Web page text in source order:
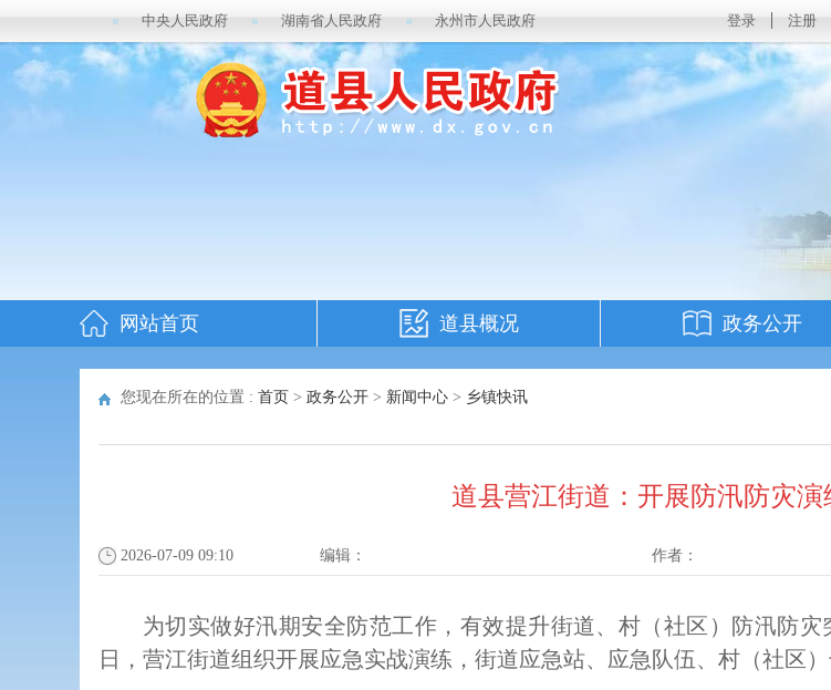
中央人民政府 湖南省人民政府 永州市人民政府 登录 注册
网站首页 道县概况 政务公开
您现在所在的位置 : 首页 > 政务公开 > 新闻中心 > 乡镇快讯
道县营江街道：开展防汛防灾
2026-07-09 09:10 编辑： 作者：
为切实做好汛期安全防范工作，有效提升街道、村（社区）防汛防
日，营江街道组织开展应急实战演练，街道应急站、应急队伍、村（社区）